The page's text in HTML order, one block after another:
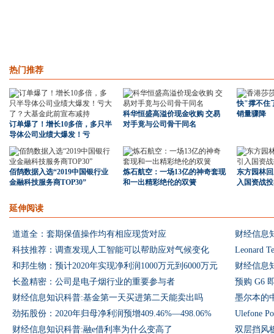
热门推荐
订单爆了！增长10多倍，多只半
导体公司业绩大爆发！亏
科华恒盛高溢价现金收购 交易
对手竟与公司骨干同名
快"撑不住
销量骤降
佰鹄数据入选“2019中国银行业
金融科技服务商TOP30”
炼石航空：一场13亿的神奇套现
和一出精彩绝伦的双簧
东方园林
入国资战
延伸阅读
道道全：套期保值操作均有相应现货对应
财经信息
科技推荐：调查发现人工智能可以帮助应对气候变化
Leonard
和邦生物：预计2020年实现净利润1000万元到6000万元
财经信息
长盈精密：公司是电子烟行业的重要参与者
预购 G6
财经信息知识科普:基金第一天买进第二天能卖出吗
墨尔本的
劲拓股份：2020年归母净利润预增409.46%—498.06%
Ulefone
财经信息知识科普:融e借利率为什么变高了
双层挡风